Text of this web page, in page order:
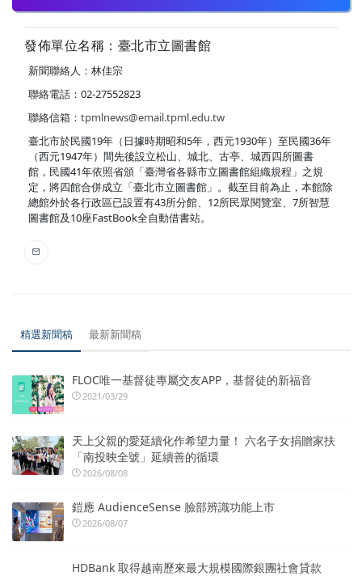
發佈單位名稱：臺北市立圖書館
新聞聯絡人：林佳宗
聯絡電話：02-27552823
聯絡信箱： tpmlnews@email.tpml.edu.tw
臺北市於民國19年（日據時期昭和5年，西元1930年）至民國36年
（西元1947年）間先後設立松山、城北、古亭、城西四所圖書
館，民國41年依照省頒「臺灣省各縣市立圖書館組織規程」之規
定，將四館合併成立「臺北市立圖書館」。截至目前為止，本館除
總館外於各行政區已設置有43所分館、12所民眾閱覽室、7所智慧
圖書館及10座FastBook全自動借書站。
精選新聞稿 最新新聞稿
FLOC唯一基督徒專屬交友APP，基督徒的新福音
2021/03/29
天上父親的愛延續化作希望力量！ 六名子女捐贈家扶
「南投映全號」延續善的循環
2026/08/08
鎧應 AudienceSense 臉部辨識功能上市
2026/08/07
HDBank 取得越南歷來最大規模國際銀團社會貸款